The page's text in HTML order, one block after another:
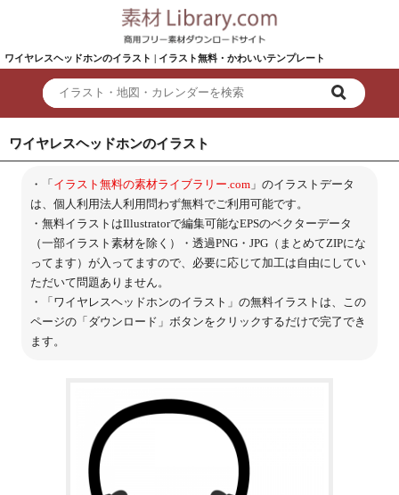
ワイヤレスヘッドホンのイラスト | イラスト無料・かわいいテンプレート
ワイヤレスヘッドホンのイラスト
・「イラスト無料の素材ライブラリー.com」のイラストデータ
は、個人利用法人利用問わず無料でご利用可能です。
・無料イラストはIllustratorで編集可能なEPSのベクターデータ
（一部イラスト素材を除く）・透過PNG・JPG（まとめてZIPにな
ってます）が入ってますので、必要に応じて加工は自由にしてい
ただいて問題ありません。
・「ワイヤレスヘッドホンのイラスト」の無料イラストは、この
ページの「ダウンロード」ボタンをクリックするだけで完了でき
ます。